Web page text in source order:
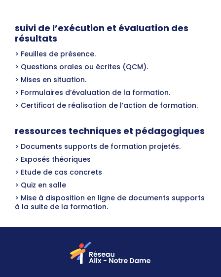
suivi de l’exécution et évaluation des
résultats
Feuilles de présence.
Questions orales ou écrites (QCM).
Mises en situation.
Formulaires d’évaluation de la formation.
Certificat de réalisation de l’action de formation.
ressources techniques et pédagogiques
Documents supports de formation projetés.
Exposés théoriques
Etude de cas concrets
Quiz en salle
Mise à disposition en ligne de documents supports
à la suite de la formation.